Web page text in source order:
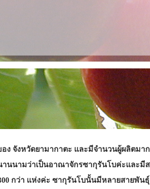
จังหวัดยามากาตะ และมีจำนวนผู้ผลิตมา
นนามว่าเป็นอาณาจักรซากุรันโบค่ะและมี
กว่า แห่งค่ะ ซากุรันโบนั้นมีหลายสายพันธุ์